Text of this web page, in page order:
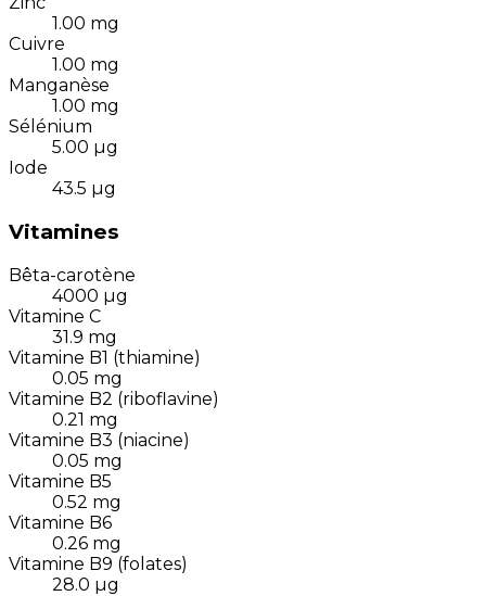
1.00 mg
Cuivre
1.00 mg
Manganèse
1.00 mg
Sélénium
5.00 µg
Iode
43.5 µg
Vitamines
Bêta-carotène
4000 µg
Vitamine C
31.9 mg
Vitamine B1 (thiamine)
0.05 mg
Vitamine B2 (riboflavine)
0.21 mg
Vitamine B3 (niacine)
0.05 mg
Vitamine B5
0.52 mg
Vitamine B6
0.26 mg
Vitamine B9 (folates)
28.0 µg